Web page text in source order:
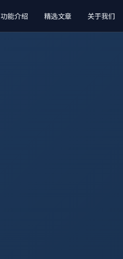
功能介绍 精选文章 关于我们